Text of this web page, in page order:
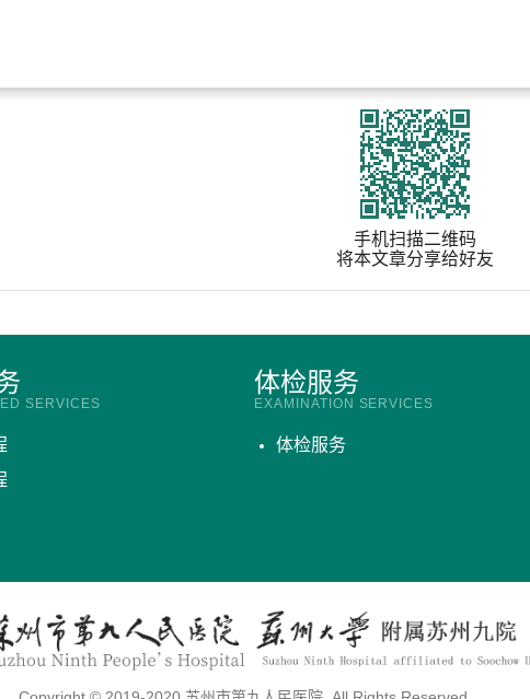
手机扫描二维码
将本文章分享给好友
SERVICES
体检服务
EXAMINATION SERVICES
体检服务